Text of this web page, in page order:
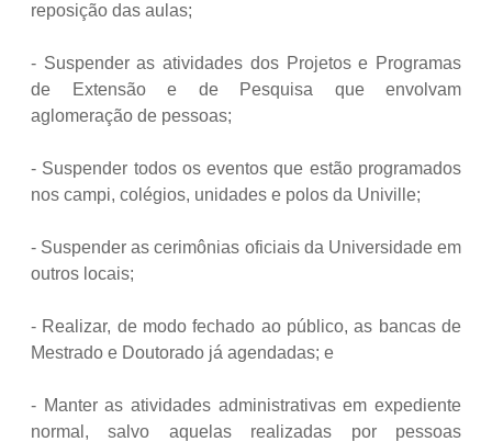
reposição das aulas;
- Suspender as atividades dos Projetos e Programas
de Extensão e de Pesquisa que envolvam
aglomeração de pessoas;
- Suspender todos os eventos que estão programados
nos campi, colégios, unidades e polos da Univille;
- Suspender as cerimônias oficiais da Universidade em
outros locais;
- Realizar, de modo fechado ao público, as bancas de
Mestrado e Doutorado já agendadas; e
- Manter as atividades administrativas em expediente
normal, salvo aquelas realizadas por pessoas